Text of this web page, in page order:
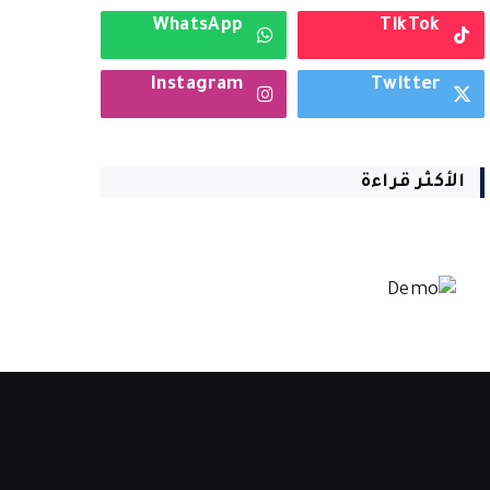
TikTok
WhatsApp
Twitter
Instagram
الأكثر قراءة